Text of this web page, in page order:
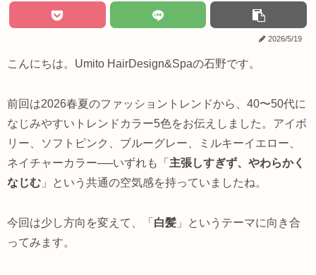
2026/5/19
こんにちは。Umito HairDesign&Spaの石野です。
前回は2026春夏のファッショントレンドから、40〜50代に
なじみやすいトレンドカラー5色をお伝えしました。アイボ
リー、ソフトピンク、ブルーグレー、ミルキーイエロー、
ネイチャーカラー──いずれも「 主張しすぎず、やわらかく
なじむ 」という共通の空気感を持っていましたね。
今回は少し方向を変えて、「 白髪 」というテーマに向き合
ってみます。